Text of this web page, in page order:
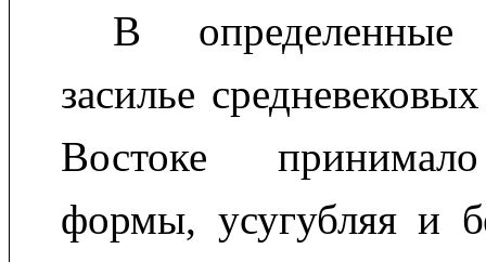
В
засилье
Востоке
формы, усугубляя и